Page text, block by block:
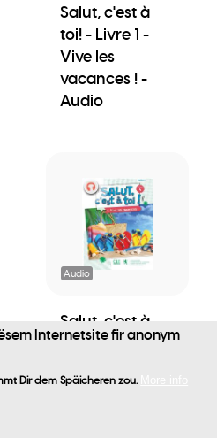
Salut, c'est à
toi! - Livre 1 -
Vive les
vacances ! -
Audio
Audio
Salut, c'est à
toi! - Cahier 1 -
vacances ! -
Internetsite fir anonym
Dir dem Späicheren zou.